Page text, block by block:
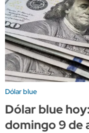
Dólar blue
Dólar blue
domingo 9 de